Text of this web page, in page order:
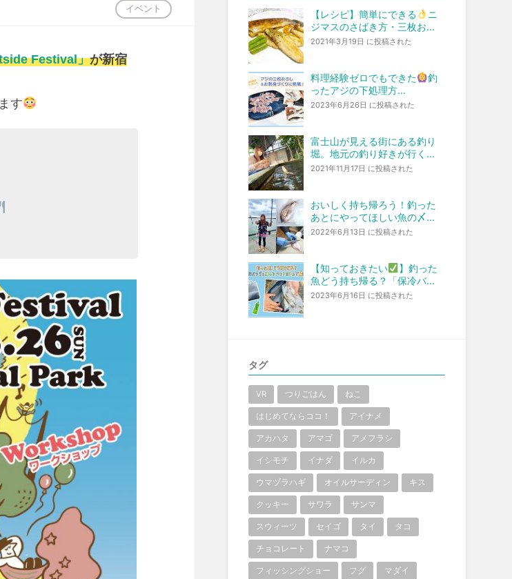
イベント
Festival」が新宿
す
【レシピ】簡単にできる
ニ
ジマスのさばき方・三枚お...
2021年3月19日 に投稿された
料理経験ゼロでもできた
釣
ったアジの下処理方...
2023年6月26日 に投稿された
富士山が見える街にある釣り
堀。地元の釣り好きが行く...
2021年11月17日 に投稿された
おいしく持ち帰ろう！釣った
あとにやってほしい魚の〆...
2022年6月13日 に投稿された
【知っておきたい
】釣った
魚どう持ち帰る？「保冷バ...
2023年6月16日 に投稿された
タグ
VR つりごはん ねこ
はじめてならココ！ アイナメ
アカハタ アマゴ アメフラシ
イシモチ イナダ イルカ
ウマヅラハギ オイルサーディン キス
クッキー サワラ サンマ
スウィーツ セイゴ タイ タコ
チョコレート ナマコ
フィッシングショー フグ マダイ